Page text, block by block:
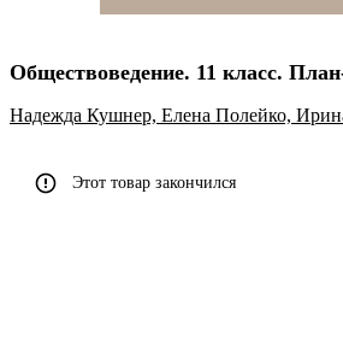
Обществоведение. 11 класс.
Надежда Кушнер, Елена Полейко,
Этот товар закончился